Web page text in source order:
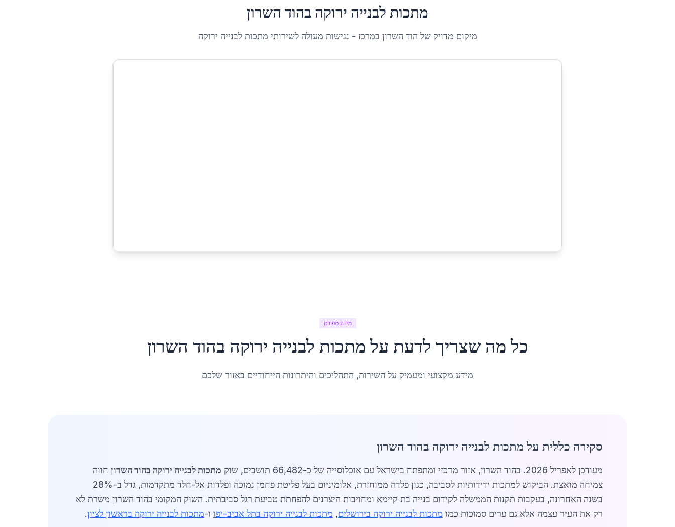
מתכות לבנייה ירוקה בהוד השרון
מיקום מדויק של הוד השרון במרכז - נגישות מעולה לשירותי מתכות לבנייה ירוקה
מידע מפורט
כל מה שצריך לדעת על מתכות לבנייה ירוקה בהוד השרון
מידע מקצועי ומעמיק על השירות, התהליכים והיתרונות הייחודיים באזור שלכם
סקירה כללית על מתכות לבנייה ירוקה בהוד השרון
מעודכן לאפריל 2026. בהוד השרון, אזור מרכזי ומתפתח בישראל עם אוכלוסייה של כ-66,482 תושבים, שוק מתכות לבנייה ירוקה בהוד השרון חווה
צמיחה מואצת. הביקוש למתכות ידידותיות לסביבה, כגון פלדה ממוחזרת, אלומיניום בעל פליטת פחמן נמוכה ופלדות אל-חלד מתקדמות, גדל ב-28%
בשנה האחרונה, בעקבות תקנות הממשלה לקידום בנייה בת קיימא ומחויבות היצרנים להפחתת טביעת רגל סביבתית. השוק המקומי בהוד השרון משרת לא
רק את העיר עצמה אלא גם ערים סמוכות כמו מתכות לבנייה ירוקה בירושלים, מתכות לבנייה ירוקה בתל אביב-יפו ו-מתכות לבנייה ירוקה בראשון לציון.